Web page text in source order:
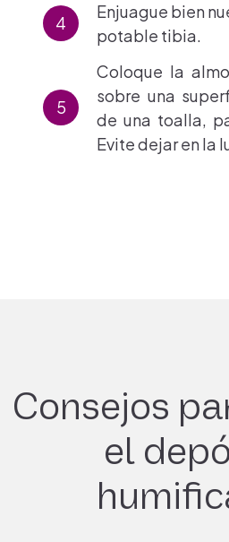
Enjuague bien
potable tibia.
Coloque la
sobre una
de una toalla,
Evite dejar en la
Consejos
el